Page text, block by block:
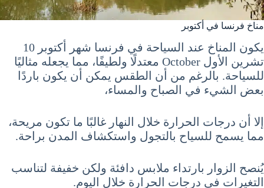
مناخ فرنسا في أكتوبر
يكون المناخ عند السياحة في فرنسا شهر أكتوبر 10
تشرين الأول October معتدلًا ولطيفًا، مما يجعله مثاليًا
للسياحة. بالرغم من أن الطقس يمكن أن يكون باردًا
بعض الشيء في الصباح والمساء،
إلا أن درجات الحرارة خلال النهار غالبًا ما تكون مريحة،
مما يسمح للسياح بالتجول واستكشاف المدن براحة.
يُنصح الزوار بارتداء ملابس دافئة ولكن خفيفة لتناسب
التغيرات في درجات الحرارة خلال اليوم.